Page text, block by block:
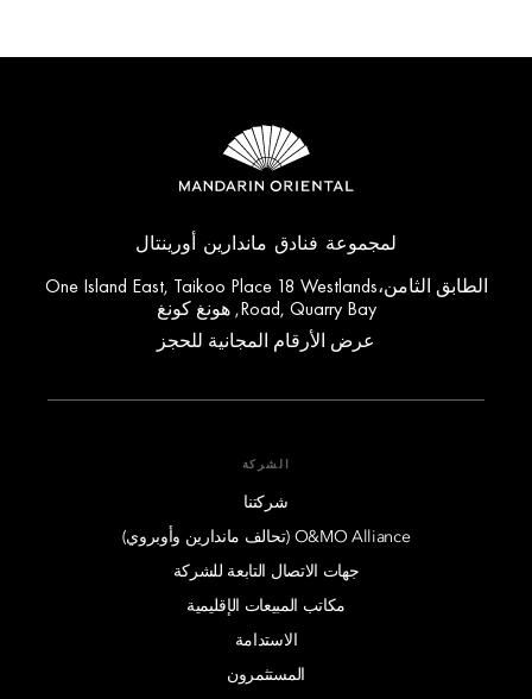
لمجموعة فنادق ماندارين أورينتال
الطابق الثامن،One Island East, Taikoo Place 18 Westlands
Road, Quarry Bay, هونغ كونغ
عرض الأرقام المجانية للحجز
الشركة
شركتنا
O&MO Alliance (تحالف ماندارين وأوبروي)
جهات الاتصال التابعة للشركة
مكاتب المبيعات الإقليمية
الاستدامة
المستثمرون